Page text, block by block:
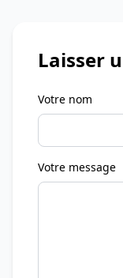
Laisser
Votre nom
Votre message